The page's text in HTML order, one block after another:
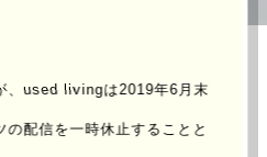
、used livingは2019年6月末
の配信を一時休止することと
日向子 | 講談社 |